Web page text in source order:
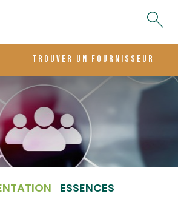
trouver un fournisseur
ESSENCES